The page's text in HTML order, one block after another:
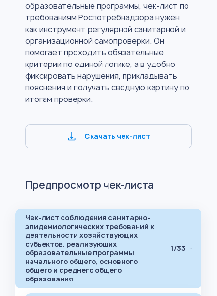
образовательные программы, чек-лист по
требованиям Роспотребнадзора нужен
как инструмент регулярной санитарной и
организационной самопроверки. Он
помогает проходить обязательные
критерии по единой логике, а в удобно
фиксировать нарушения, прикладывать
пояснения и получать сводную картину по
итогам проверки.
Скачать чек-лист
Предпросмотр чек-листа
Чек-лист соблюдения санитарно-
эпидемиологических требований к
деятельности хозяйствующих
субъектов, реализующих
образовательные программы
начального общего, основного
общего и среднего общего
образования
1/33